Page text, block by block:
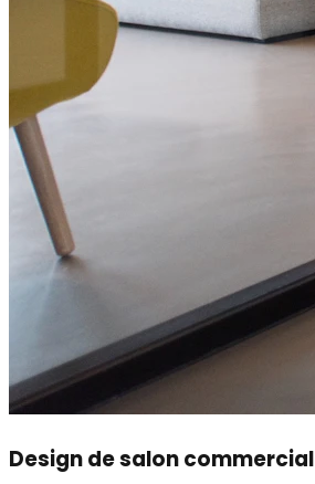
Design de salon commercial